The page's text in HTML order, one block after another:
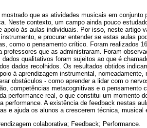
que as atividades musicais em conjunto
Neste contexto, um campo ainda pouco
às aulas individuais. Por isso, neste artigo
e procurar entender se estas aulas
como o pensamento crítico. Foram realizados
que as administraram. Foram
qualitativos foram sujeitos ao que é
dados recolhidos. Os resultados obtidos
à aprendizagem instrumental, nomeadamente,
obstáculos - como aprender a lidar com o
competências metacognitivas e o pensamento
performance real, o que constitui um momento
performance. A existência de feedback nestas
e ajuda os alunos a crescerem técnica, musical
colaborativa; Feedback; Performance.